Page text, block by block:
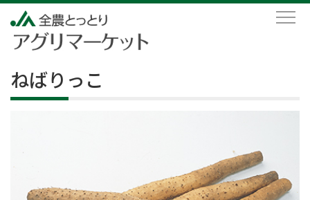
ねばりっこ